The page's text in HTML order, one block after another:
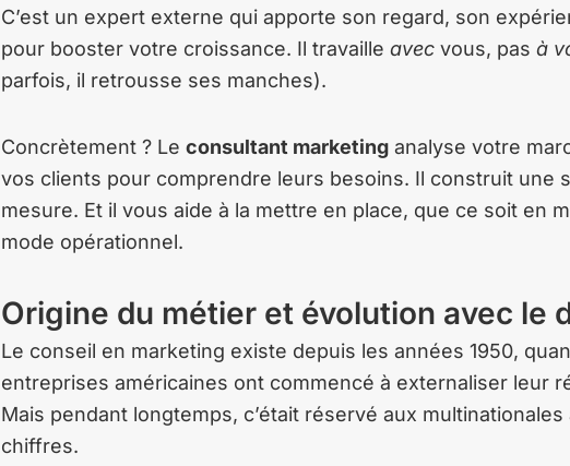
C’est un expert externe qui apporte son regard, son
pour booster votre croissance. Il travaille avec vous, pas à
parfois, il retrousse ses manches).
Concrètement ? Le consultant marketing analyse votre
vos clients pour comprendre leurs besoins. Il construit une
mesure. Et il vous aide à la mettre en place, que ce soit en
mode opérationnel.
Origine du métier et évolution avec le
Le conseil en marketing existe depuis les années 1950,
entreprises américaines ont commencé à externaliser leur
Mais pendant longtemps, c’était réservé aux
chiffres.